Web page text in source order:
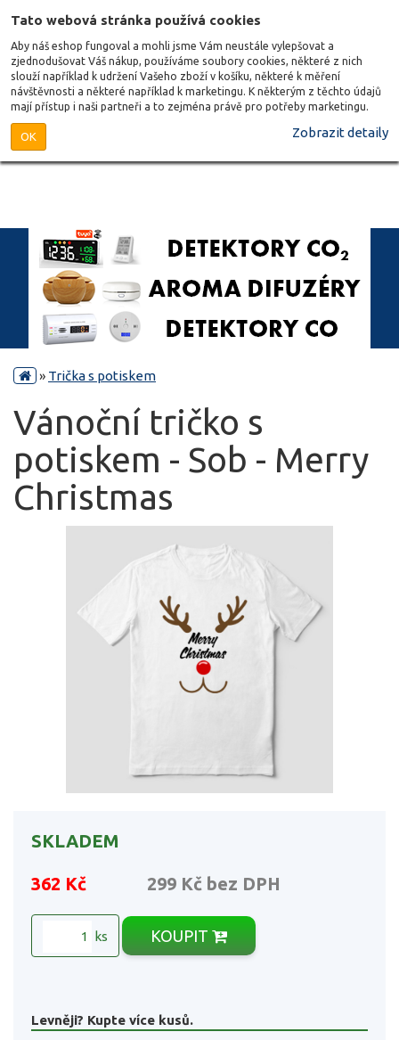
Tato webová stránka používá cookies
Aby náš eshop fungoval a mohli jsme Vám neustále vylepšovat a
zjednodušovat Váš nákup, používáme soubory cookies, některé z nich
slouží například k udržení Vašeho zboží v košíku, některé k měření
návštěvnosti a některé například k marketingu. K některým z těchto údajů
mají přístup i naši partneři a to zejména právě pro potřeby marketingu.
OK Zobrazit detaily
» Trička s potiskem
Vánoční tričko s
potiskem - Sob - Merry
Christmas
SKLADEM
362 Kč 299 Kč bez DPH
ks KOUPIT
Levněji? Kupte více kusů.